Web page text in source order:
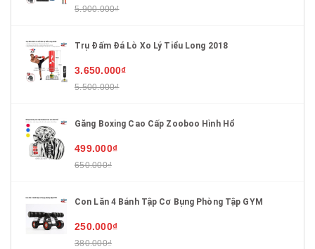
5.900.000₫
Trụ Đấm Đá Lò Xo Lý Tiểu Long 2018
3.650.000₫
5.500.000₫
Găng Boxing Cao Cấp Zooboo Hình Hổ
499.000₫
650.000₫
Con Lăn 4 Bánh Tập Cơ Bụng Phòng Tập GYM
250.000₫
380.000₫